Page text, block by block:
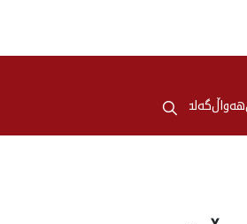
هه‌واڵگەلەری
⚲